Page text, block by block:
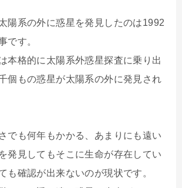
陽系の外に惑星を発見したのは1992
です。
本格的に太陽系外惑星探査に乗り出
個もの惑星が太陽系の外に発見され
でも何年もかかる、あまりにも遠い
発見してもそこに生命が存在してい
も確認が出来ないのが現状です。